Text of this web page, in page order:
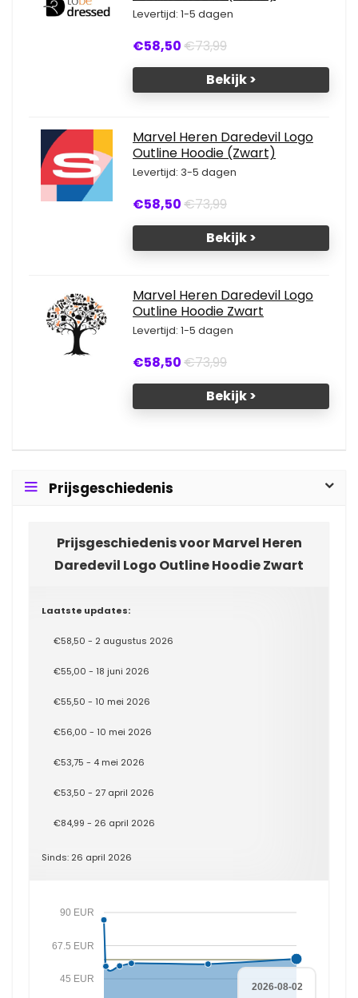
Levertijd: 1-5 dagen
€58,50€73,99
Bekijk >
Marvel Heren Daredevil Logo
Outline Hoodie (Zwart)
Levertijd: 3-5 dagen
€58,50€73,99
Bekijk >
Marvel Heren Daredevil Logo
Outline Hoodie Zwart
Levertijd: 1-5 dagen
€58,50€73,99
Bekijk >
Prijsgeschiedenis
Prijsgeschiedenis voor Marvel Heren
Daredevil Logo Outline Hoodie Zwart
Laatste updates:
€58,50 - 2 augustus 2026
€55,00 - 18 juni 2026
€55,50 - 10 mei 2026
€56,00 - 10 mei 2026
€53,75 - 4 mei 2026
€53,50 - 27 april 2026
€84,99 - 26 april 2026
Sinds: 26 april 2026
45 EUR
67.5 EUR
90 EUR
2026-08-02